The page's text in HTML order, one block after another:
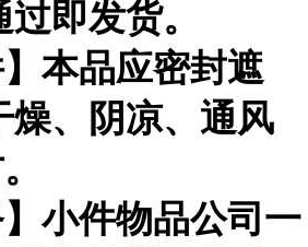
即发货。
】本品应密封遮
燥、阴凉、通风
】小件物品公司一